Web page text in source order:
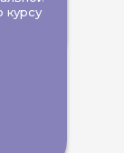
курсу